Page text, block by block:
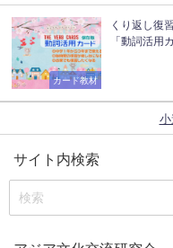
カード教材
くり返し復
「動詞活用
小
サイト内検索